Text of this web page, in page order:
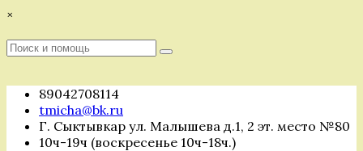
Перейти
содержимому
×
Поиск
Поиск
89042708114
tmicha@bk.ru
Г. Сыктывкар ул. Малышева д.1, 2 эт. место №80
10ч-19ч (воскресенье 10ч-18ч.)